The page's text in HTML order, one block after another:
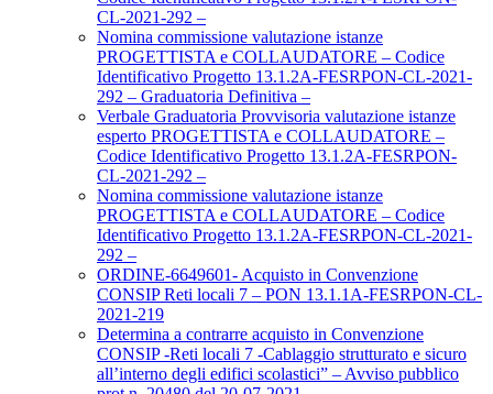
CL-2021-292 –
Nomina commissione valutazione istanze
PROGETTISTA e COLLAUDATORE – Codice
Identificativo Progetto 13.1.2A-FESRPON-CL-2021-
292 – Graduatoria Definitiva –
Verbale Graduatoria Provvisoria valutazione istanze
esperto PROGETTISTA e COLLAUDATORE –
Codice Identificativo Progetto 13.1.2A-FESRPON-
CL-2021-292 –
Nomina commissione valutazione istanze
PROGETTISTA e COLLAUDATORE – Codice
Identificativo Progetto 13.1.2A-FESRPON-CL-2021-
292 –
ORDINE-6649601- Acquisto in Convenzione
CONSIP Reti locali 7 – PON 13.1.1A-FESRPON-CL-
2021-219
Determina a contrarre acquisto in Convenzione
CONSIP -Reti locali 7 -Cablaggio strutturato e sicuro
all’interno degli edifici scolastici” – Avviso pubblico